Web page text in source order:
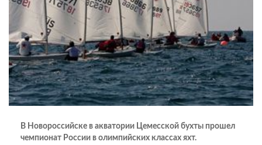
В Новороссийске в акватории Цемесской бухты прошел
чемпионат России в олимпийских классах яхт.